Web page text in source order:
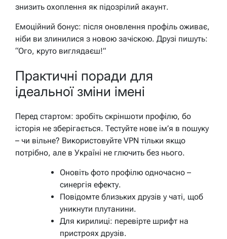
знизить охоплення як підозрілий акаунт.
Емоційний бонус: після оновлення профіль оживає,
ніби ви злинилися з новою зачіскою. Друзі пишуть:
“Ого, круто виглядаєш!”
Практичні поради для
ідеальної зміни імені
Перед стартом: зробіть скріншоти профілю, бо
історія не зберігається. Тестуйте нове ім’я в пошуку
– чи вільне? Використовуйте VPN тільки якщо
потрібно, але в Україні не глючить без нього.
Оновіть фото профілю одночасно –
синергія ефекту.
Повідомте близьких друзів у чаті, щоб
уникнути плутанини.
Для кирилиці: перевірте шрифт на
пристроях друзів.